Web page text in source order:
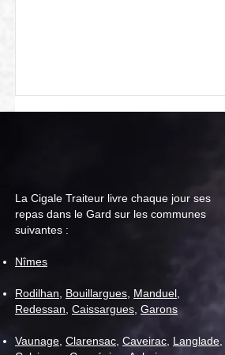
senior" pour la semaine du 11
La Cigale Traiteur livre chaque jour ses
repas dans le Gard sur les communes
suivantes :
Nîmes
Rodilhan Bouillargues Manduel
Redessan Caissargues Garons
Vaunage Clarensac Caveirac Langlade